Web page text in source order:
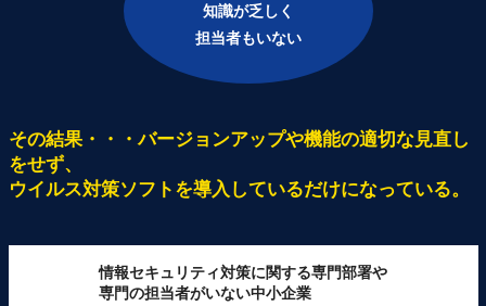
知識が乏しく
担当者もいない
その結果・・・バージョンアップや機能の適切な見直し
をせず、
ウイルス対策ソフトを導入しているだけになっている。
情報セキュリティ対策に関する専門部署や
専門の担当者がいない中小企業